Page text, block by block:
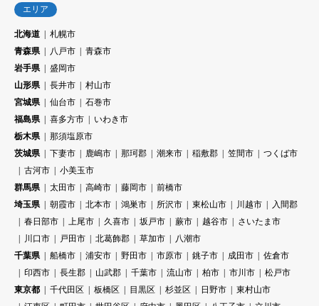
エリア
北海道
札幌市
青森県
八戸市
青森市
岩手県
盛岡市
山形県
長井市
村山市
宮城県
仙台市
石巻市
福島県
喜多方市
いわき市
栃木県
那須塩原市
茨城県
下妻市 鹿嶋市 那珂郡 潮来市 稲敷郡 笠間市
つくば市
古河市
小美玉市
群馬県
太田市 高崎市 藤岡市
前橋市
埼玉県
朝霞市 北本市 鴻巣市 所沢市 東松山市 川越市
入間郡
春日部市
上尾市 久喜市 坂戸市 蕨市 越谷市
さいたま市
川口市
戸田市 北葛飾郡 草加市
八潮市
千葉県
船橋市 浦安市 野田市 市原市 銚子市 成田市
佐倉市
印西市
長生郡 山武郡 千葉市 流山市 柏市 市川市
松戸市
東京都
千代田区 板橋区 目黒区 杉並区 日野市
東村山市